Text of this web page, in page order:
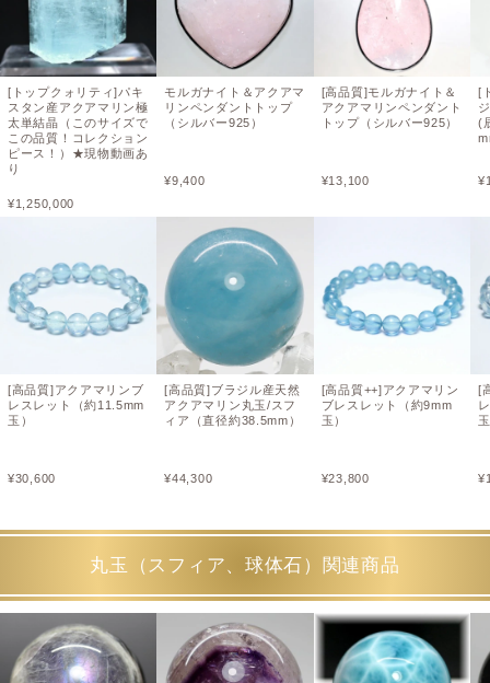
[トップクォリティ]パキ
スタン産アクアマリン極
太単結晶（このサイズで
この品質！コレクション
ピース！）★現物動画あ
り
¥1,250,000
[高品質]アクアマリンブ
レスレット（約11.5mm
玉）
¥30,600
モルガナイト＆アクアマ
リンペンダントトップ
（シルバー925）
¥9,400
[高品質]ブラジル産天然
アクアマリン丸玉/スフ
ィア（直径約38.5mm）
¥44,300
[高品質]モルガナイト＆
アクアマリンペンダント
トップ（シルバー925）
¥13,100
[高品質++]アクアマリン
ブレスレット（約9mm
玉）
¥23,800
[
(
¥
[
¥
丸玉（スフィア、球体石）関連商品